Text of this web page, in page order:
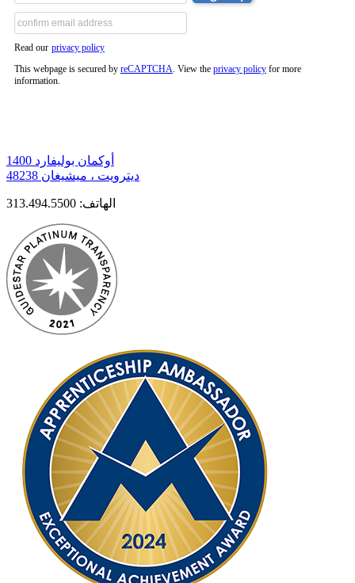
Read our privacy policy
This webpage is secured by reCAPTCHA . View the privacy policy for more
information.
1400 أوكمان بوليفارد
ديترويت ، ميشيغان 48238
الهاتف: 313.494.5500